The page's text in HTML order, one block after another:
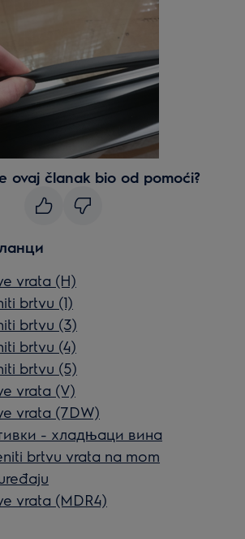
ovaj članak bio od pomoći?
vrata (H)
brtvu (1)
brtvu (3)
brtvu (4)
brtvu (5)
vrata (V)
vrata (7DW)
- хладњаци вина
brtvu vrata na mom
vrata (MDR4)